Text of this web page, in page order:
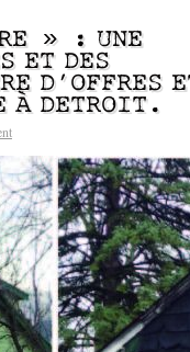
» : UNE
ET DES
D’OFFRES
À DETROIT.